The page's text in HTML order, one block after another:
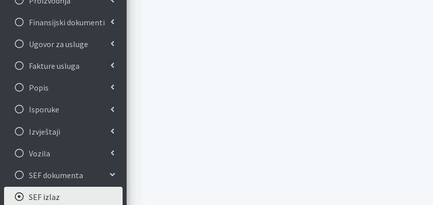
Finansijski dokumenti
Ugovor za usluge
Fakture usluga
Popis
Isporuke
Izvještaji
Vozila
SEF dokumenta
SEF izlaz